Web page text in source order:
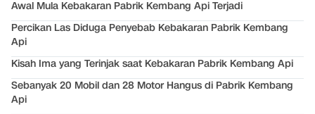
Awal Mula Kebakaran Pabrik Kembang Api Terjadi
Percikan Las Diduga Penyebab Kebakaran Pabrik Kembang
Api
Kisah Ima yang Terinjak saat Kebakaran Pabrik Kembang Api
Sebanyak 20 Mobil dan 28 Motor Hangus di Pabrik Kembang
Api